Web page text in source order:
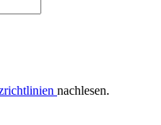
nachlesen.